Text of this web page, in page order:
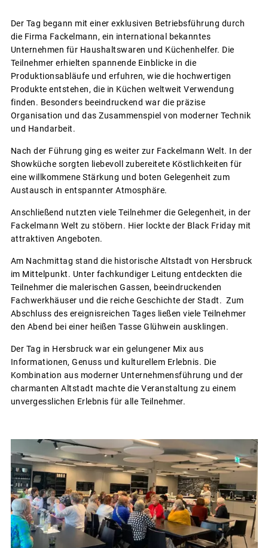
Der Tag begann mit einer exklusiven Betriebsführung durch
die Firma Fackelmann, ein international bekanntes
Unternehmen für Haushaltswaren und Küchenhelfer. Die
Teilnehmer erhielten spannende Einblicke in die
Produktionsabläufe und erfuhren, wie die hochwertigen
Produkte entstehen, die in Küchen weltweit Verwendung
finden. Besonders beeindruckend war die präzise
Organisation und das Zusammenspiel von moderner Technik
und Handarbeit.
Nach der Führung ging es weiter zur Fackelmann Welt. In der
Showküche sorgten liebevoll zubereitete Köstlichkeiten für
eine willkommene Stärkung und boten Gelegenheit zum
Austausch in entspannter Atmosphäre.
Anschließend nutzten viele Teilnehmer die Gelegenheit, in der
Fackelmann Welt zu stöbern. Hier lockte der Black Friday mit
attraktiven Angeboten.
Am Nachmittag stand die historische Altstadt von Hersbruck
im Mittelpunkt. Unter fachkundiger Leitung entdeckten die
Teilnehmer die malerischen Gassen, beeindruckenden
Fachwerkhäuser und die reiche Geschichte der Stadt. Zum
Abschluss des ereignisreichen Tages ließen viele Teilnehmer
den Abend bei einer heißen Tasse Glühwein ausklingen.
Der Tag in Hersbruck war ein gelungener Mix aus
Informationen, Genuss und kulturellem Erlebnis. Die
Kombination aus moderner Unternehmensführung und der
charmanten Altstadt machte die Veranstaltung zu einem
unvergesslichen Erlebnis für alle Teilnehmer.